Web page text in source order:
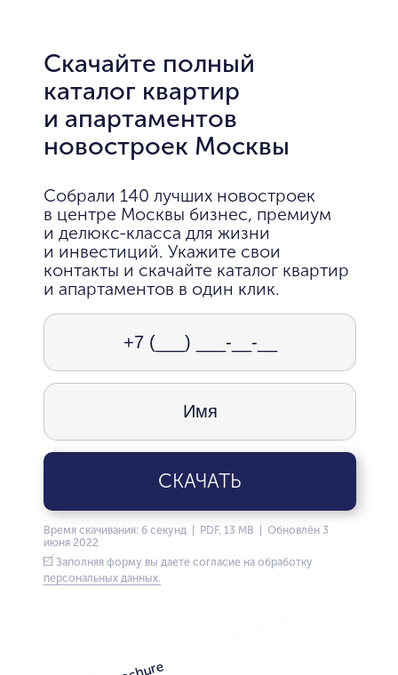
Скачайте полный
каталог квартир
и апартаментов
новостроек Москвы
Собрали 140 лучших новостроек
в центре Москвы бизнес, премиум
и делюкс-класса для жизни
и инвестиций. Укажите свои
контакты и скачайте каталог квартир
и апартаментов в один клик.
СКАЧАТЬ
Время скачивания: 6 секунд | PDF, 13 MB | Обновлён 3
июня 2022
Заполняя форму вы даете согласие на обработку
персональных данных.